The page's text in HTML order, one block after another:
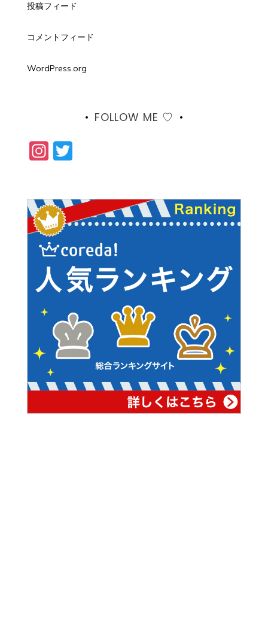
投稿フィード
コメントフィード
WordPress.org
FOLLOW ME ♡
Instagram
Twitter